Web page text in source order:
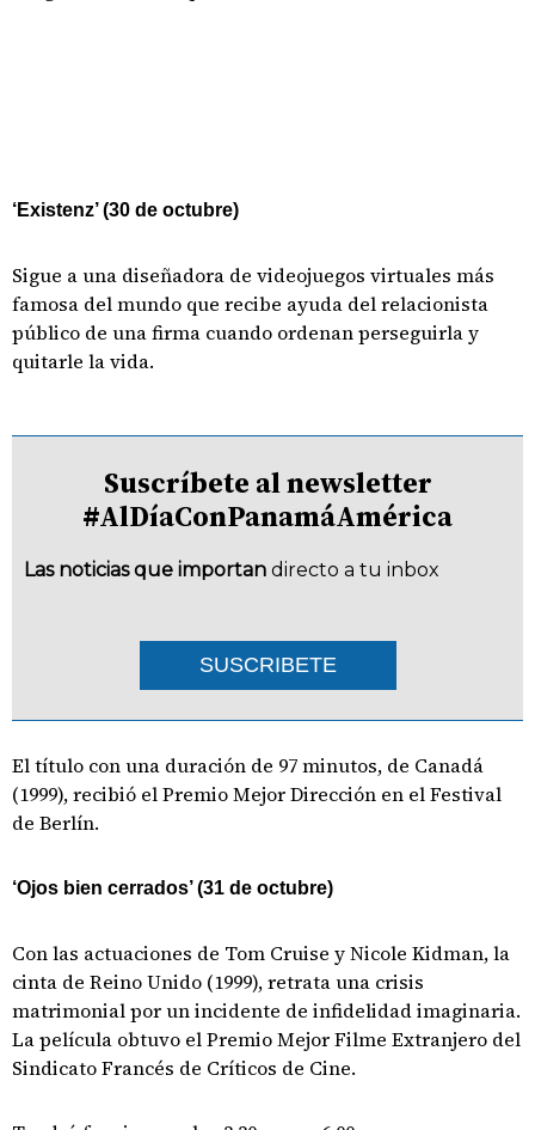
‘Existenz’ (30 de octubre)
Sigue a una diseñadora de videojuegos virtuales más
famosa del mundo que recibe ayuda del relacionista
público de una firma cuando ordenan perseguirla y
quitarle la vida.
Suscríbete al newsletter
#AlDíaConPanamáAmérica
Las noticias que importan directo a tu inbox
SUSCRIBETE
El título con una duración de 97 minutos, de Canadá
(1999), recibió el Premio Mejor Dirección en el Festival
de Berlín.
‘Ojos bien cerrados’ (31 de octubre)
Con las actuaciones de Tom Cruise y Nicole Kidman, la
cinta de Reino Unido (1999), retrata una crisis
matrimonial por un incidente de infidelidad imaginaria.
La película obtuvo el Premio Mejor Filme Extranjero del
Sindicato Francés de Críticos de Cine.